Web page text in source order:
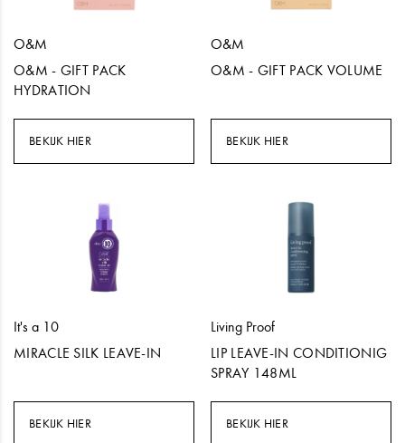
O&M
O&M - GIFT PACK
HYDRATION
BEKIJK HIER
O&M
O&M - GIFT PACK VOLUME
BEKIJK HIER
It's a 10
MIRACLE SILK LEAVE-IN
BEKIJK HIER
Living Proof
LIP LEAVE-IN CONDITIONIG
SPRAY 148ML
BEKIJK HIER